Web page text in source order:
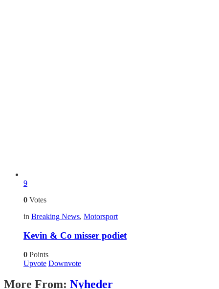
9
0 Votes
in Breaking News, Motorsport
Kevin & Co misser podiet
0 Points
Upvote Downvote
More From: Nyheder